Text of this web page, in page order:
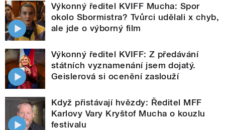
Výkonný ředitel KVIFF Mucha: Spor
okolo Sbormistra? Tvůrci udělali x chyb,
ale jde o výborný film
Výkonný ředitel KVIFF: Z předávání
státních vyznamenání jsem dojatý.
Geislerová si ocenění zaslouží
Když přistávají hvězdy: Ředitel MFF
Karlovy Vary Kryštof Mucha o kouzlu
festivalu